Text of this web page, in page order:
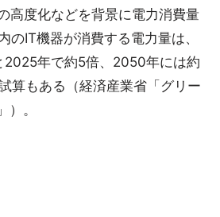
高度化などを背景に電力消費量
のIT機器が消費する電力量は、
年で約5倍、2050年には約
算もある（経済産業省「グリー
）。